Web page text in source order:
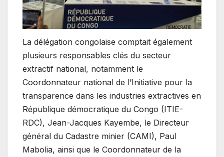
La délégation congolaise comptait également
plusieurs responsables clés du secteur
extractif national, notamment le
Coordonnateur national de l’Initiative pour la
transparence dans les industries extractives en
République démocratique du Congo (ITIE-
RDC), Jean-Jacques Kayembe, le Directeur
général du Cadastre minier (CAMI), Paul
Mabolia, ainsi que le Coordonnateur de la